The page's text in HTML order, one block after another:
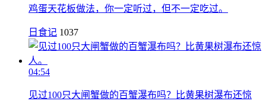
鸡蛋天花板做法，你一定听过，但不一定吃过。
日食记 1037
04:54
见过100只大闸蟹做的百蟹瀑布吗？比黄果树瀑布还惊